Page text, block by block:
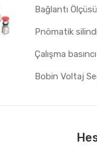
Bağlantı
Pnömatik
Çalışma
Bobin Voltaj